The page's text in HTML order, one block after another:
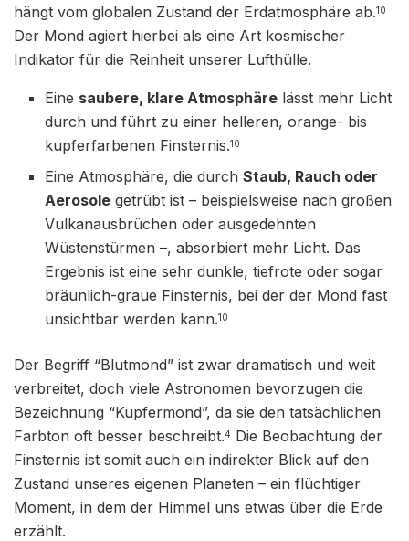
hängt vom globalen Zustand der Erdatmosphäre ab.10
Der Mond agiert hierbei als eine Art kosmischer
Indikator für die Reinheit unserer Lufthülle.
Eine saubere, klare Atmosphäre lässt mehr Licht
durch und führt zu einer helleren, orange- bis
kupferfarbenen Finsternis.10
Eine Atmosphäre, die durchStaub, Rauch oder
Aerosole getrübt ist – beispielsweise nach großen
Vulkanausbrüchen oder ausgedehnten
Wüstenstürmen –, absorbiert mehr Licht. Das
Ergebnis ist eine sehr dunkle, tiefrote oder sogar
bräunlich-graue Finsternis, bei der der Mond fast
unsichtbar werden kann.10
Der Begriff “Blutmond” ist zwar dramatisch und weit
verbreitet, doch viele Astronomen bevorzugen die
Bezeichnung “Kupfermond”, da sie den tatsächlichen
Farbton oft besser beschreibt.4 Die Beobachtung der
Finsternis ist somit auch ein indirekter Blick auf den
Zustand unseres eigenen Planeten – ein flüchtiger
Moment, in dem der Himmel uns etwas über die Erde
erzählt.